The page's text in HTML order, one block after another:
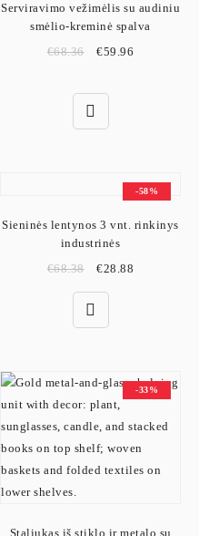
Serviravimo vežimėlis su audiniu
smėlio-kreminė spalva
€68.36 €59.96
-58%
Sieninės lentynos 3 vnt. rinkinys
industrinės
€68.38 €28.88
-33%
Staliukas iš stiklo ir metalo su